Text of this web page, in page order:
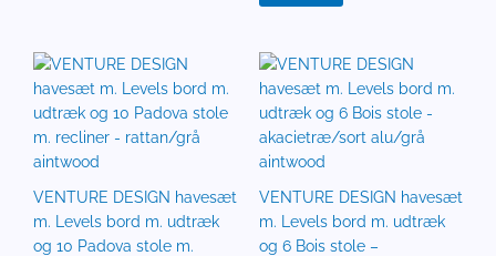
VENTURE DESIGN havesæt
m. Levels bord m. udtræk
og 10 Padova stole m.
VENTURE DESIGN havesæt
m. Levels bord m. udtræk
og 6 Bois stole –